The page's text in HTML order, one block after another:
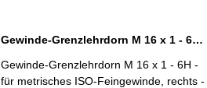
Gewinde-Grenzlehrdorn M 16 x 1 - 6H DIN 13
Gewinde-Grenzlehrdorn M 16 x 1 - 6H -
für metrisches ISO-Feingewinde, rechts -